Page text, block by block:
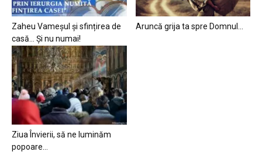
Zaheu Vameșul și sfințirea de
casă… Și nu numai!
Aruncă grija ta spre Domnul…
Ziua Învierii, să ne luminăm
popoare…